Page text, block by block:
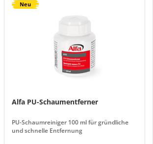
Neu
Alfa PU-Schaumentferner
PU-Schaumreiniger 100 ml für gründliche
und schnelle Entfernung